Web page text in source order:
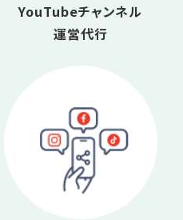
YouTubeチャンネル
運営代行